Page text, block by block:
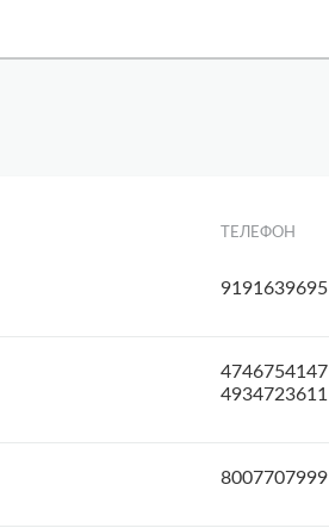
ТЕЛЕФОН
9191639695
4746754147
4934723611
8007707999